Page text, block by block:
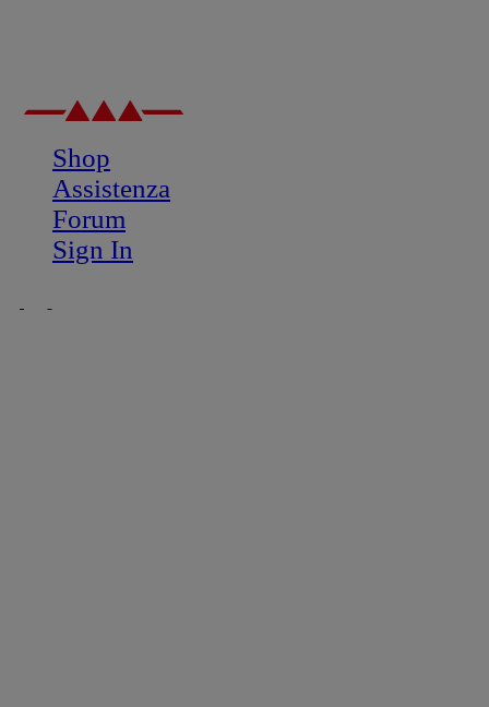
Shop
Assistenza
Forum
Sign In